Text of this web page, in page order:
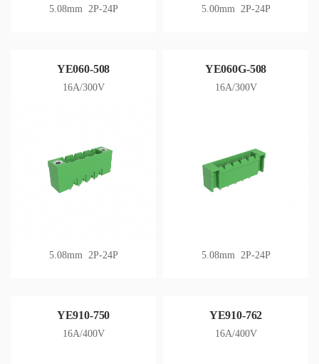
5.08mm 2P-24P 5.00mm 2P-24P
YE060-508
16A/300V
5.08mm 2P-24P
YE060G-508
16A/300V
5.08mm 2P-24P
YE910-750
16A/400V
YE910-762
16A/400V